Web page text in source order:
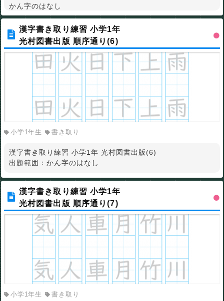
かん字のはなし
漢字書き取り練習 小学1年
光村図書出版 順序通り(6)
小学1年生 書き取り
漢字書き取り練習 小学1年 光村図書出版(6)
出題範囲：かん字のはなし
漢字書き取り練習 小学1年
光村図書出版 順序通り(7)
小学1年生 書き取り